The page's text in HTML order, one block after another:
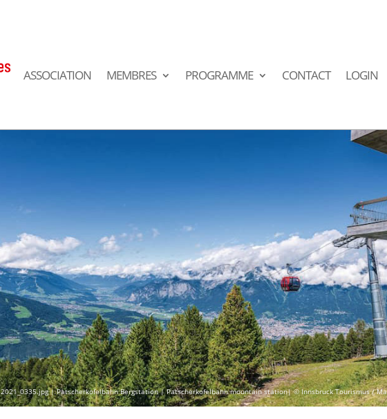
ASSOCIATION MEMBRES PROGRAMME CONTACT LOGIN
2021_0335.jpg | Patscherkofelbahn Bergstation | Patscherkofelbahn mountain station| © Innsbruck Tourismus /